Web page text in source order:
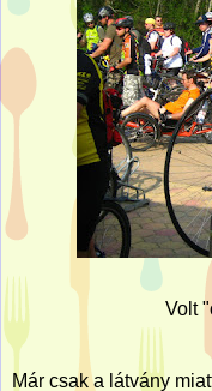
Volt
Már csak a látvány